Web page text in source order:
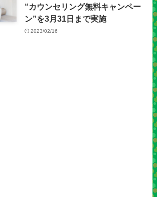
“カウンセリング無料キャンペー
ン”を3月31日まで実施
2023/02/16